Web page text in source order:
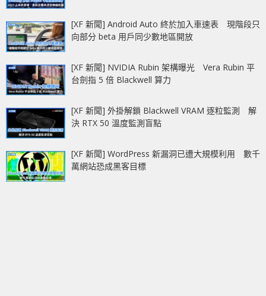
[XF 新聞] Android Auto 終於加入車速表 現階段只
向部分 beta 用戶同少數地區開放
[XF 新聞] NVIDIA Rubin 架構曝光 Vera Rubin 平
台劍指 5 倍 Blackwell 算力
[XF 新聞] 外掛解鎖 Blackwell VRAM 逐粒監測 解
決 RTX 50 溫度監測盲點
[XF 新聞] WordPress 新漏洞已遭大規模利用 數千
萬網站恐成黑客目標